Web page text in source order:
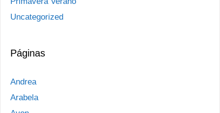
Uncategorized
Páginas
Andrea
Arabela